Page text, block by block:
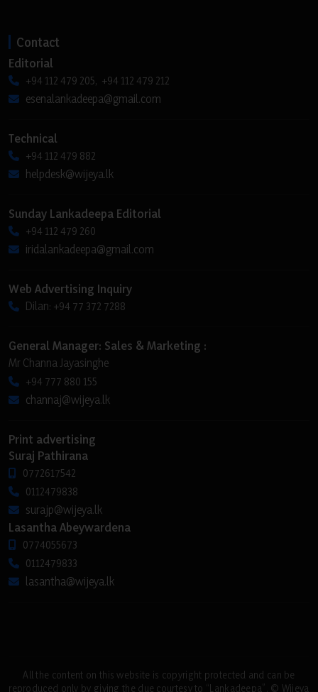
Contact
Editorial
+94 112 479 205, +94 112 479 212
esenalankadeepa@gmail.com
Technical
+94 112 479 882
helpdesk@wijeya.lk
Sunday Lankadeepa Editorial
+94 112 479 260
iridalankadeepa@gmail.com
Web Advertising Inquiry
Dilan: +94 77 372 7288
General Manager: Sales & Marketing :
Mr Channa Jayasinghe
+94 777 880 155
channaj@wijeya.lk
Print advertising
Suraj Pathirana
0772617542
0112479838
surajp@wijeya.lk
Lasantha Abeywardena
0774055673
0112479833
lasantha@wijeya.lk
All the content on this website is copyright protected and can be
reproduced only by giving the due courtesy to “Lankadeepa”. © Wijeya